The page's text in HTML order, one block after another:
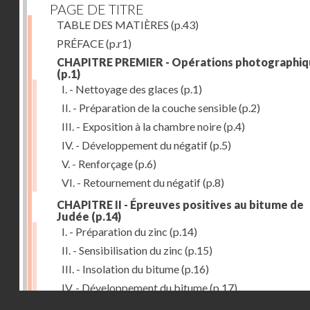
PAGE DE TITRE
TABLE DES MATIÈRES (p.43)
PRÉFACE(p.r1)
CHAPITRE PREMIER - Opérations
(p.1)
I. - Nettoyage des glaces (p.1)
II. - Préparation de la couche sensible(p.2)
III. - Exposition à la chambre noire(p.4)
IV. - Développement du négatif(p.5)
V. - Renforçage(p.6)
VI. - Retournement du négatif(p.8)
CHAPITRE II - Épreuves positives au bitume de
Judée (p.14)
I. - Préparation du zinc (p.14)
II. - Sensibilisation du zinc (p.15)
III. - Insolation du bitume(p.16)
IV. - Développement du bitume(p.17)